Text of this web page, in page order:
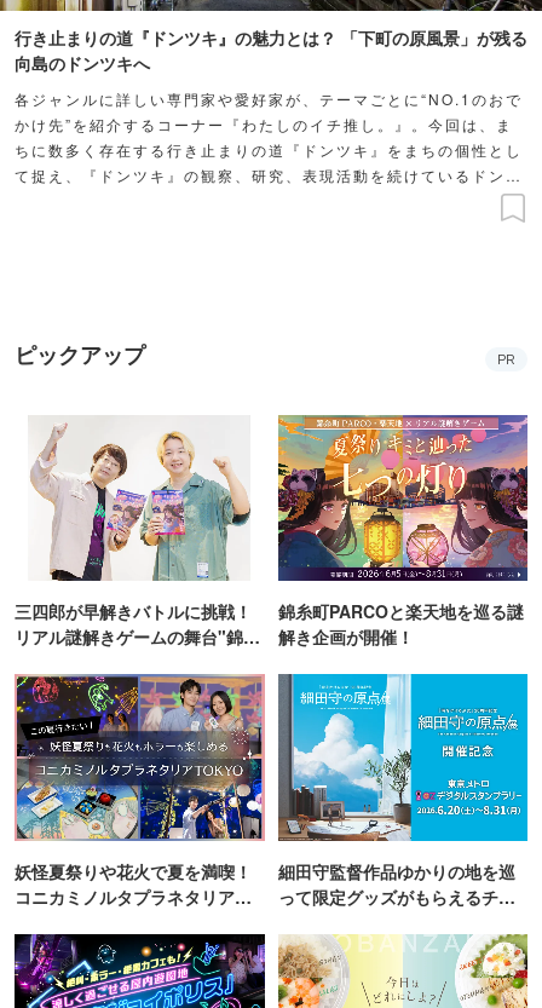
行き止まりの道『ドンツキ』の魅力とは？ 「下町の原風景」が残る
向島のドンツキへ
各ジャンルに詳しい専門家や愛好家が、テーマごとに“NO.1のおで
かけ先”を紹介するコーナー『わたしのイチ推し。』。今回は、ま
ちに数多く存在する行き止まりの道『ドンツキ』をまちの個性とし
て捉え、『ドンツキ』の観察、研究、表現活動を続けているドンツ
キ協会の齋藤さんが「下町の原風景ドンツキ」を訪ねるならばコ
ピックアップ PR
三四郎が早解きバトルに挑戦！
リアル謎解きゲームの舞台"錦糸
錦糸町PARCOと楽天地を巡る謎
解き企画が開催！
妖怪夏祭りや花火で夏を満喫！
コニカミノルタプラネタリア
細田守監督作品ゆかりの地を巡
って限定グッズがもらえるチャ